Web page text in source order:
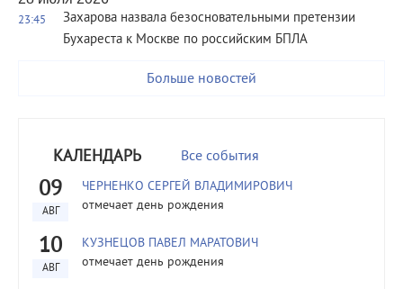
23:45
Захарова назвала безосновательными претензии
Бухареста к Москве по российским БПЛА
Больше новостей
КАЛЕНДАРЬ Все события
09
АВГ
ЧЕРНЕНКО СЕРГЕЙ ВЛАДИМИРОВИЧ
отмечает день рождения
10
АВГ
КУЗНЕЦОВ ПАВЕЛ МАРАТОВИЧ
отмечает день рождения